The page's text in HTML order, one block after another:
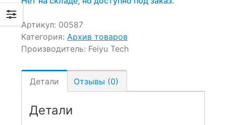
Артикул: 00587
Категория: Архив товаров
Производитель: Feiyu Tech
Детали Отзывы (0)
Детали